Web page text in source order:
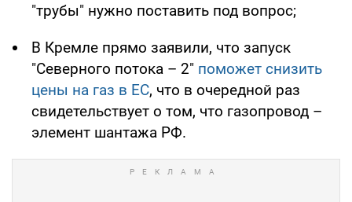
"трубы" нужно поставить под вопрос;
В Кремле прямо заявили, что запуск
"Северного потока – 2" поможет снизить
цены на газ в ЕС, что в очередной раз
свидетельствует о том, что газопровод –
элемент шантажа РФ.